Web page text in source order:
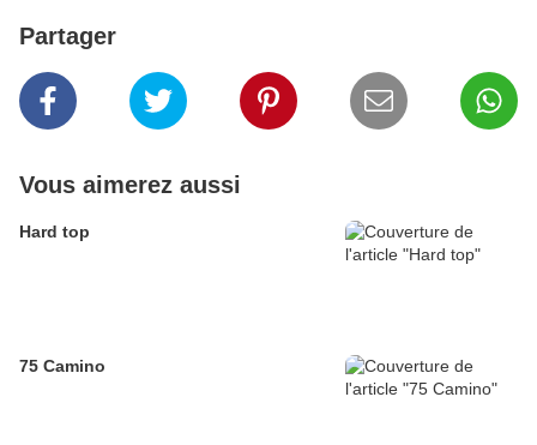
Partager
Vous aimerez aussi
Hard top
75 Camino